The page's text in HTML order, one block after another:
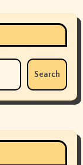
Search